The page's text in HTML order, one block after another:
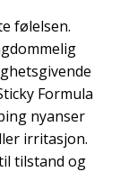
følelsen.
Formula
nyanser
irritasjon.
tilstand og